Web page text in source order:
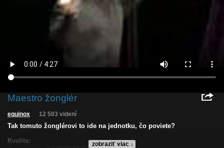
Maestro žonglér
zobraziť viac ↓
equinox 12 503 videní
Tak tomuto žonglérovi to ide na jednotku, čo poviete?
Kvalita: